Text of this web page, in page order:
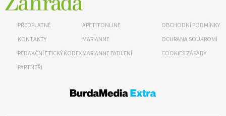
PŘEDPLATNÉ
KONTAKTY
REDAKČNÍ ETICKÝ KODEX
PARTNEŘI
APETITONLINE
MARIANNE
MARIANNE BYDLENÍ
OBCHODNÍ PODMÍNKY
OCHRANA SOUKROMÍ
COOKIES ZÁSADY